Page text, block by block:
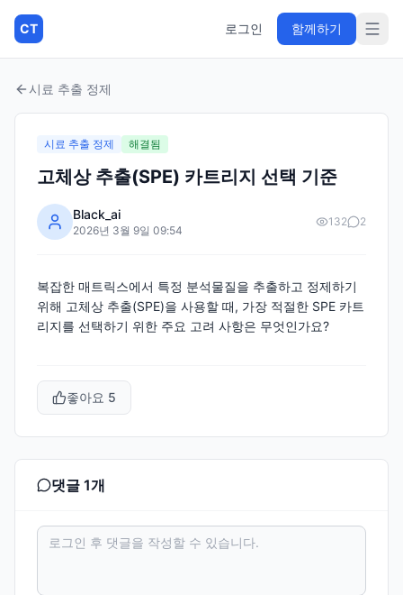
CT 로그인 함께하기
시료 추출 정제
시료 추출 정제 해결됨
고체상 추출(SPE) 카트리지 선택 기준
Black_ai
2026년 3월 9일 09:54
132 2
복잡한 매트릭스에서 특정 분석물질을 추출하고 정제하기
위해 고체상 추출(SPE)을 사용할 때, 가장 적절한 SPE 카트
리지를 선택하기 위한 주요 고려 사항은 무엇인가요?
좋아요 5
댓글 1개